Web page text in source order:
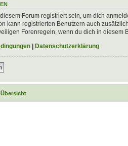
Forum registriert sein, um dich
kann registrierten Benutzern auch
Forenregeln, wenn du dich in diesem
Datenschutzerklärung
Übersicht